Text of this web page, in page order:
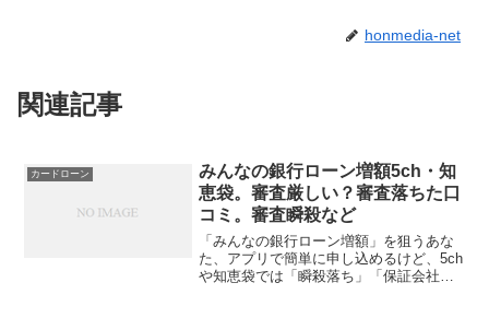
honmedia-net
関連記事
カードローン
みんなの銀行ローン増額5ch・知
恵袋。審査厳しい？審査落ちた口
コミ。審査瞬殺など
「みんなの銀行ローン増額」を狙うあな
た、アプリで簡単に申し込めるけど、5ch
や知恵袋では「瞬殺落ち」「保証会社付